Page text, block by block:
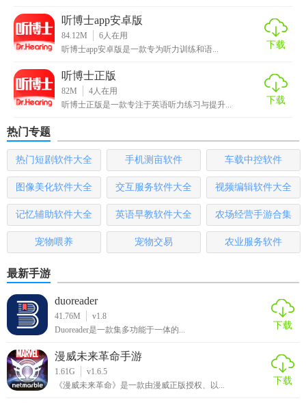
习软件。
听博士app安卓版
84.12M 6人在用
听博士app安卓版是一款专为听力训练和语...
下载
听博士正版
82M 4人在用
听博士正版是一款专注于英语听力练习与提升...
下载
热门专题
热门短剧软件大全 手机测亩软件 车载中控软件
图像美化软件大全 交互服务软件大全 视频编辑软件大全
记忆辅助软件大全 英语早教软件大全 农场经营手游合集
宠物喂养 宠物交易 农业服务软件
最新手游
duoreader
41.76M
v1.8
Duoreader是一款集多功能于一体的...
下载
漫威未来革命手游
1.61G
v1.6.5
《漫威未来革命》是一款由漫威正版授权、以...
下载